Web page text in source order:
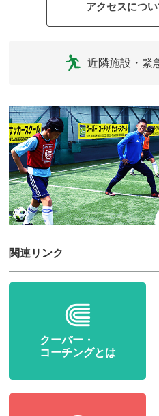
アクセスにつ
近隣施設・緊
関連リンク
クーバー・
コーチングとは